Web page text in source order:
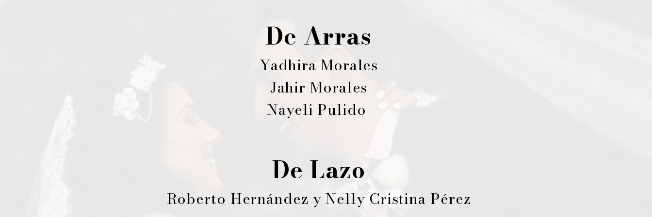
De Arras
Yadhira Morales
Jahir Morales
Nayeli Pulido
De Lazo
Roberto Hernández y Nelly Cristina Pérez